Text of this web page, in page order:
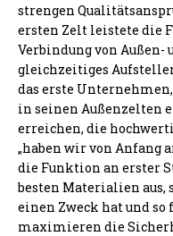
strengen
ersten Zelt leistete die
Verbindung von
gleichzeitiges
das erste
in seinen Außenzelten
erreichen, die
„haben wir von Anfang
die Funktion an erster
besten Materialien aus,
einen Zweck hat und
maximieren die